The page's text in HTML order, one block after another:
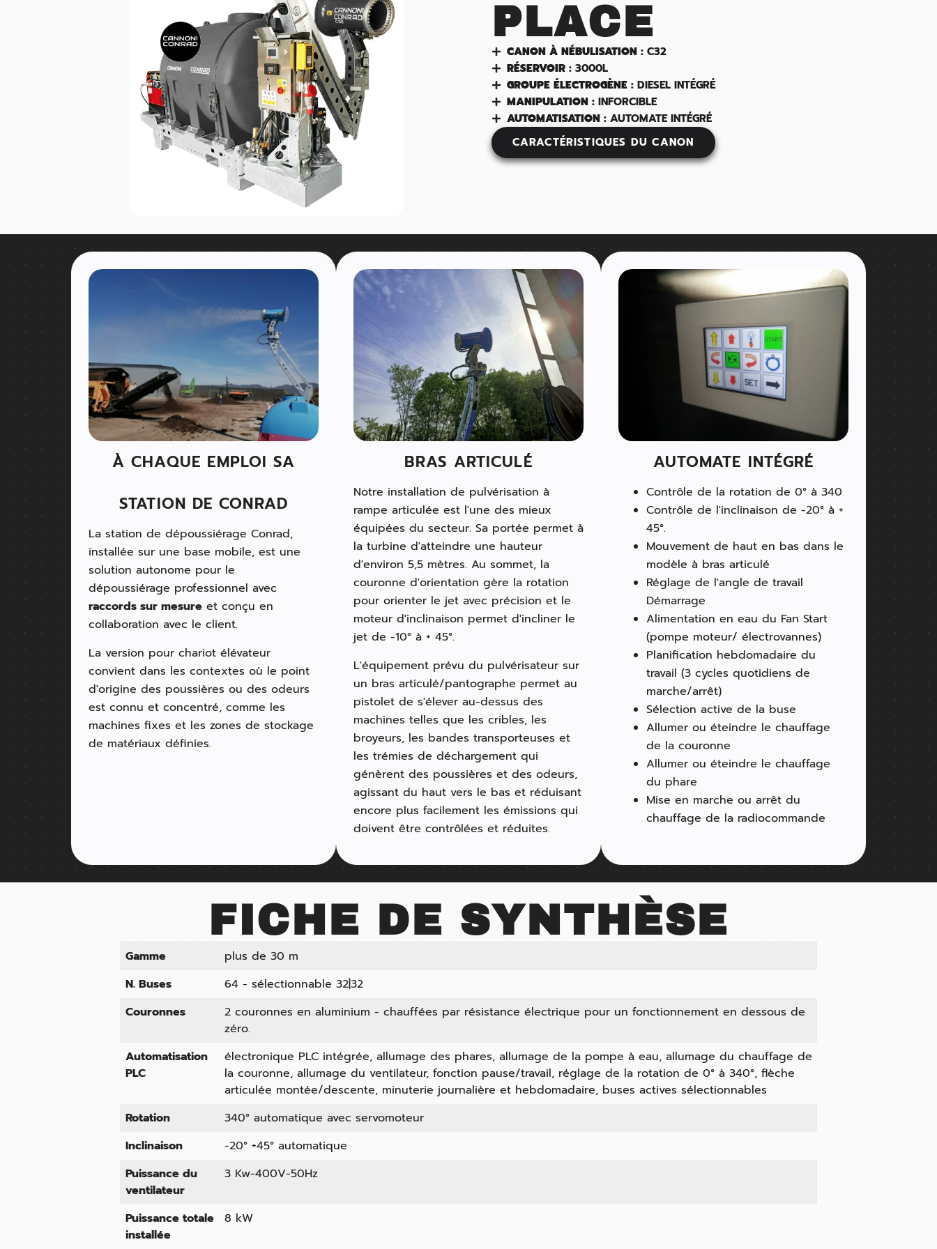
PLACE
CANON À NÉBULISATION : C32
RÉSERVOIR : 3000L
GROUPE ÉLECTROGÈNE : DIESEL INTÉGRÉ
MANIPULATION : INFORCIBLE
AUTOMATISATION : AUTOMATE INTÉGRÉ
CARACTÉRISTIQUES DU CANON
À CHAQUE EMPLOI SA
STATION DE CONRAD
La station de dépoussiérage Conrad,
installée sur une base mobile, est une
solution autonome pour le
dépoussiérage professionnel avec
raccords sur mesure et conçu en
collaboration avec le client.
La version pour chariot élévateur
convient dans les contextes où le point
d'origine des poussières ou des odeurs
est connu et concentré, comme les
machines fixes et les zones de stockage
de matériaux définies.
BRAS ARTICULÉ
Notre installation de pulvérisation à
rampe articulée est l'une des mieux
équipées du secteur. Sa portée permet à
la turbine d'atteindre une hauteur
d'environ 5,5 mètres. Au sommet, la
couronne d'orientation gère la rotation
pour orienter le jet avec précision et le
moteur d'inclinaison permet d'incliner le
jet de -10° à + 45°.
L'équipement prévu du pulvérisateur sur
un bras articulé/pantographe permet au
pistolet de s'élever au-dessus des
machines telles que les cribles, les
broyeurs, les bandes transporteuses et
les trémies de déchargement qui
génèrent des poussières et des odeurs,
agissant du haut vers le bas et réduisant
encore plus facilement les émissions qui
doivent être contrôlées et réduites.
AUTOMATE INTÉGRÉ
Contrôle de la rotation de 0° à 340
Contrôle de l'inclinaison de -20° à +
45°.
Mouvement de haut en bas dans le
modèle à bras articulé
Réglage de l'angle de travail
Démarrage
Alimentation en eau du Fan Start
(pompe moteur/ électrovannes)
Planification hebdomadaire du
travail (3 cycles quotidiens de
marche/arrêt)
Sélection active de la buse
Allumer ou éteindre le chauffage
de la couronne
Allumer ou éteindre le chauffage
du phare
Mise en marche ou arrêt du
chauffage de la radiocommande
FICHE DE SYNTHÈSE
Gamme
plus de 30 m
N. Buses
64 - sélectionnable 32|32
Couronnes
2 couronnes en aluminium - chauffées par résistance électrique pour un fonctionnement en dessous de
zéro.
Automatisation
PLC
électronique PLC intégrée, allumage des phares, allumage de la pompe à eau, allumage du chauffage de
la couronne, allumage du ventilateur, fonction pause/travail, réglage de la rotation de 0° à 340°, flèche
articulée montée/descente, minuterie journalière et hebdomadaire, buses actives sélectionnables
Rotation
340° automatique avec servomoteur
Inclinaison
-20° +45° automatique
Puissance du
ventilateur
3 Kw-400V-50Hz
Puissance totale
installée
8 kW